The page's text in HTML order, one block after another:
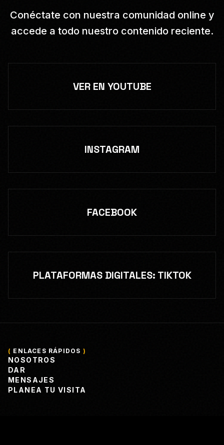
Conéctate con nuestra comunidad online y
accede a todo nuestro contenido reciente.
VER EN YOUTUBE
INSTAGRAM
FACEBOOK
PLATAFORMAS DIGITALES: TIKTOK
( ENLACES RÁPIDOS )
NOSOTROS
DAR
MENSAJES
PLANEA TU VISITA